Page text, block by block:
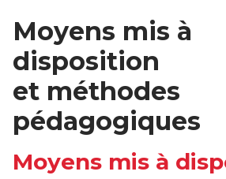
Moyens mis à
disposition
et méthodes
pédagogiques
Moyens mis à